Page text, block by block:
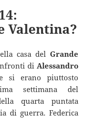
Valentina?
casa del Grande
di Alessandro
si erano piuttosto
settimana del
quarta puntata
di guerra. Federica